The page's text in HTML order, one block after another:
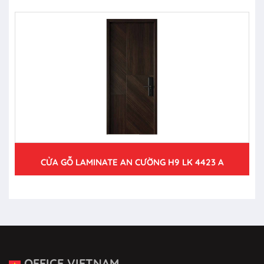
CỬA GỖ LAMINATE AN CƯỜNG H9 LK 4423 A